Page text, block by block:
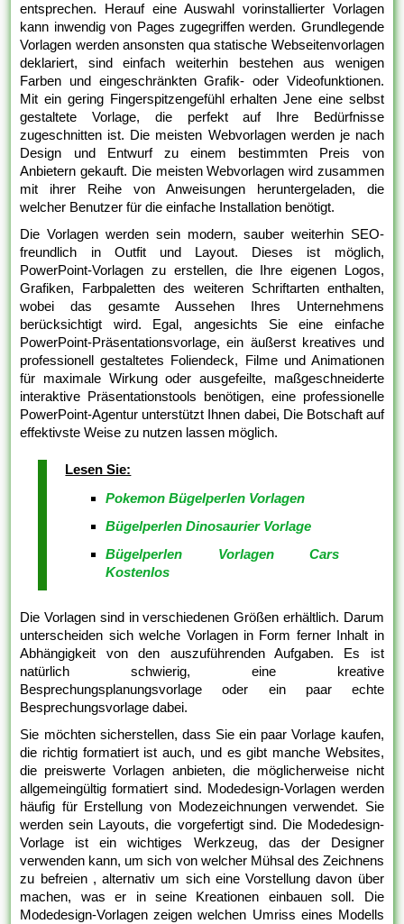
entsprechen. Herauf eine Auswahl vorinstallierter Vorlagen
kann inwendig von Pages zugegriffen werden. Grundlegende
Vorlagen werden ansonsten qua statische Webseitenvorlagen
deklariert, sind einfach weiterhin bestehen aus wenigen
Farben und eingeschränkten Grafik- oder Videofunktionen.
Mit ein gering Fingerspitzengefühl erhalten Jene eine selbst
gestaltete Vorlage, die perfekt auf Ihre Bedürfnisse
zugeschnitten ist. Die meisten Webvorlagen werden je nach
Design und Entwurf zu einem bestimmten Preis von
Anbietern gekauft. Die meisten Webvorlagen wird zusammen
mit ihrer Reihe von Anweisungen heruntergeladen, die
welcher Benutzer für die einfache Installation benötigt.
Die Vorlagen werden sein modern, sauber weiterhin SEO-
freundlich in Outfit und Layout. Dieses ist möglich,
PowerPoint-Vorlagen zu erstellen, die Ihre eigenen Logos,
Grafiken, Farbpaletten des weiteren Schriftarten enthalten,
wobei das gesamte Aussehen Ihres Unternehmens
berücksichtigt wird. Egal, angesichts Sie eine einfache
PowerPoint-Präsentationsvorlage, ein äußerst kreatives und
professionell gestaltetes Foliendeck, Filme und Animationen
für maximale Wirkung oder ausgefeilte, maßgeschneiderte
interaktive Präsentationstools benötigen, eine professionelle
PowerPoint-Agentur unterstützt Ihnen dabei, Die Botschaft auf
effektivste Weise zu nutzen lassen möglich.
Lesen Sie:
Pokemon Bügelperlen Vorlagen
Bügelperlen Dinosaurier Vorlage
Bügelperlen Vorlagen Cars
Kostenlos
Die Vorlagen sind in verschiedenen Größen erhältlich. Darum
unterscheiden sich welche Vorlagen in Form ferner Inhalt in
Abhängigkeit von den auszuführenden Aufgaben. Es ist
natürlich schwierig, eine kreative
Besprechungsplanungsvorlage oder ein paar echte
Besprechungsvorlage dabei.
Sie möchten sicherstellen, dass Sie ein paar Vorlage kaufen,
die richtig formatiert ist auch, und es gibt manche Websites,
die preiswerte Vorlagen anbieten, die möglicherweise nicht
allgemeingültig formatiert sind. Modedesign-Vorlagen werden
häufig für Erstellung von Modezeichnungen verwendet. Sie
werden sein Layouts, die vorgefertigt sind. Die Modedesign-
Vorlage ist ein wichtiges Werkzeug, das der Designer
verwenden kann, um sich von welcher Mühsal des Zeichnens
zu befreien , alternativ um sich eine Vorstellung davon über
machen, was er in seine Kreationen einbauen soll. Die
Modedesign-Vorlagen zeigen welchen Umriss eines Modells